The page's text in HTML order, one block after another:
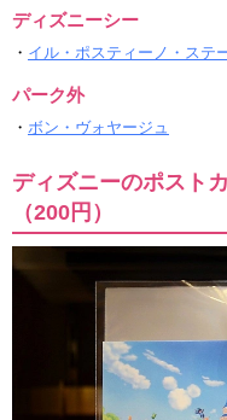
ディズニーシー
・ イル・ポスティーノ・ステ
パーク外
・ ボン・ヴォヤージュ
ディズニーのポスト
（200円）